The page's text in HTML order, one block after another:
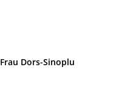
Frau Dors-Sinoplu